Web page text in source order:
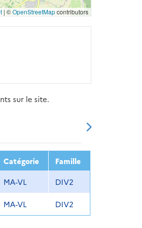
| ©OpenStreetMapcontributors
sur le site.
2023
Catégorie
Famille
MA-VL DIV2
MA-VL DIV2